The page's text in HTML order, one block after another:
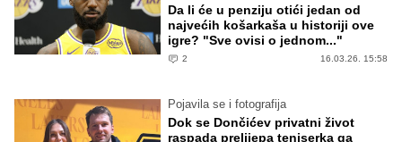
Da li će u penziju otići jedan od
najvećih košarkaša u historiji ove
igre? "Sve ovisi o jednom..."
2 16.03.26. 15:58
Pojavila se i fotografija
Dok se Dončićev privatni život
raspada prelijepa teniserka ga